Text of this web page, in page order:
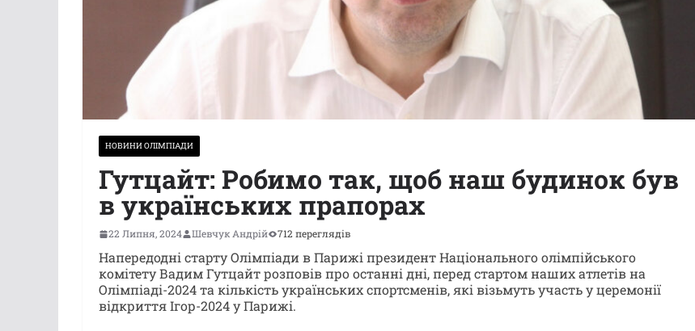
НОВИНИ ОЛІМПІАДИ
Гутцайт: Робимо так, щоб наш будинок був
в українських прапорах
22 Липня, 2024 Шевчук Андрій 712 переглядів
Напередодні старту Олімпіади в Парижі президент Національного олімпійського
комітету Вадим Гутцайт розповів про останні дні, перед стартом наших атлетів на
Олімпіаді-2024 та кількість українських спортсменів, які візьмуть участь у церемонії
відкриття Ігор-2024 у Парижі.